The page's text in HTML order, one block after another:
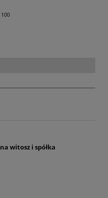
witosz i spółka